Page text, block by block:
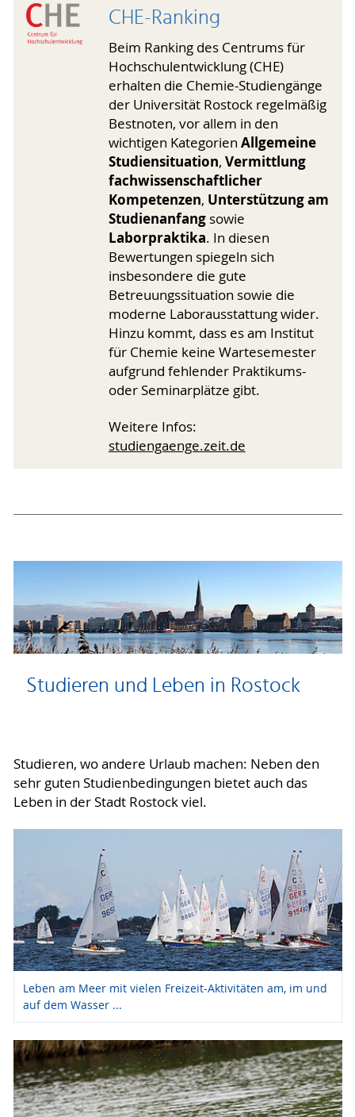
CHE-Ranking
Beim Ranking des Centrums für
Hochschulentwicklung (CHE)
erhalten die Chemie-Studiengänge
der Universität Rostock regelmäßig
Bestnoten, vor allem in den
wichtigen Kategorien Allgemeine
Studiensituation, Vermittlung
fachwissenschaftlicher
Kompetenzen, Unterstützung am
Studienanfangsowie
Laborpraktika. In diesen
Bewertungen spiegeln sich
insbesondere die gute
Betreuungssituation sowie die
moderne Laborausstattung wider.
Hinzu kommt, dass es am Institut
für Chemie keine Wartesemester
aufgrund fehlender Praktikums-
oder Seminarplätze gibt.
Weitere Infos:
studiengaenge.zeit.de
Studieren und Leben in Rostock
Studieren, wo andere Urlaub machen: Neben den
sehr guten Studienbedingungen bietet auch das
Leben in der Stadt Rostock viel.
Leben am Meer mit vielen Freizeit-Aktivitäten am, im und
auf dem Wasser ...